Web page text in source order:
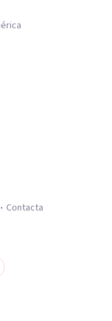
Contacta